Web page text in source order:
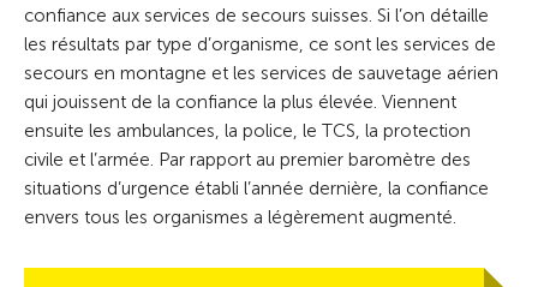
confiance aux services de secours suisses. Si l’on détaille
les résultats par type d’organisme, ce sont les services de
secours en montagne et les services de sauvetage aérien
qui jouissent de la confiance la plus élevée. Viennent
ensuite les ambulances, la police, le TCS, la protection
civile et l’armée. Par rapport au premier baromètre des
situations d’urgence établi l’année dernière, la confiance
envers tous les organismes a légèrement augmenté.